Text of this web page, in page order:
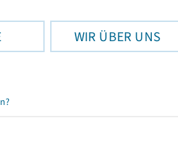
WIR ÜBER UNS